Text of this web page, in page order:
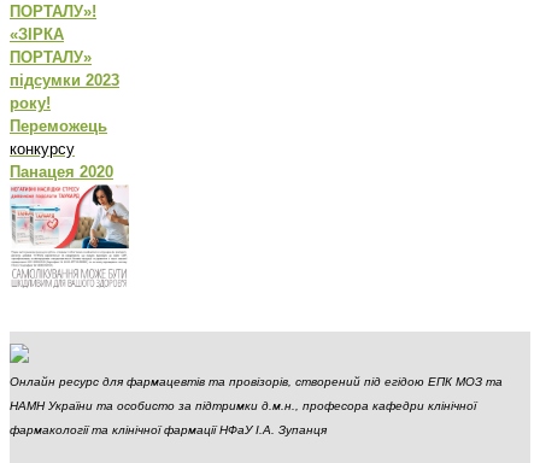
ПОРТАЛУ»!
«ЗІРКА
ПОРТАЛУ»
підсумки 2023
року!
Переможець
конкурсу
Панацея 2020
Онлайн ресурс для фармацевтів та провізорів, створений під егідою ЕПК МОЗ та
НАМН України та особисто за підтримки д.м.н., професора кафедри клінічної
фармакології та клінічної фармації НФаУ І.А. Зупанця